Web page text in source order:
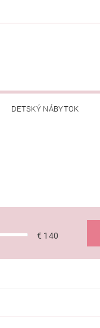
DETSKÝ NÁBYTOK
€ 140